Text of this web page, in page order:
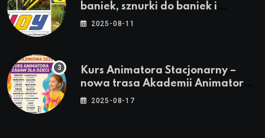
baniek, sznurki do baniek i
zestawy do baniek
2025-08-11
Kurs Animatora Stacjonarny –
nowa trasa Akademii Animatora
– jesień 2025
2025-08-17